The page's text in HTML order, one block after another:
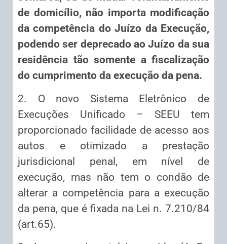
de domicílio, não importa modificação
da competência do Juízo da Execução,
podendo ser deprecado ao Juízo da sua
residência tão somente a fiscalização
do cumprimento da execução da pena.
2. O novo Sistema Eletrônico de
Execuções Unificado – SEEU tem
proporcionado facilidade de acesso aos
autos e otimizado a prestação
jurisdicional penal, em nível de
execução, mas não tem o condão de
alterar a competência para a execução
da pena, que é fixada na Lei n. 7.210/84
(art.65).